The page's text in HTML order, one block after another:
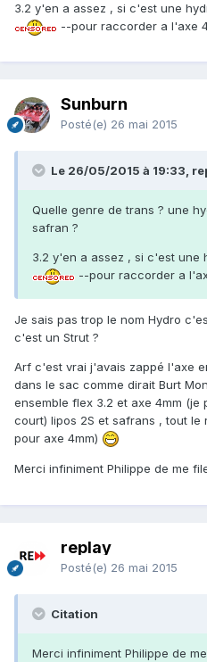
3.2 y'en a assez , si c'est une
--pour raccorder a l'axe
Sunburn
Posté(e) 26 mai 2015
Le 26/05/2015 à 19:33,
Quelle genre de trans ? une
safran ?
3.2 y'en a assez , si c'est une
--pour raccorder a
Je sais pas trop le nom Hydro
c'est un Strut ?
Arf c'est vrai j'avais zappé l'axe
dans le sac comme dirait Burt
ensemble flex 3.2 et axe 4mm (je
court) lipos 2S et safrans , tout le
pour axe 4mm)
Merci infiniment Philippe de me
replay
Posté(e) 26 mai 2015
Citation
Merci infiniment Philippe de